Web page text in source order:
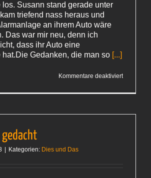
Susann stand gerade unter
triefend nass heraus und
an ihrem Auto wäre
Das war mir neu, denn ich
dass ihr Auto eine
Gedanken, die man so [...]
Kommentare deaktiviertfür
Kategorien: Dies und Das